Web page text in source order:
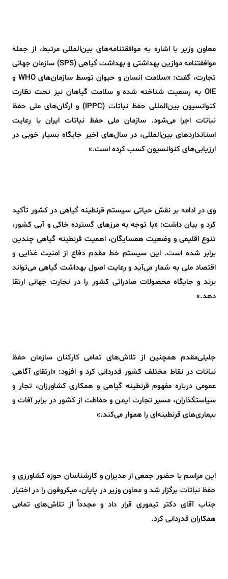
معاون وزیر با اشاره به موافقتنامه‌های بین‌المللی مرتبط، از جمله
موافقتنامه موازین بهداشتی و بهداشت گیاهی (SPS) سازمان جهانی
تجارت، گفت: «سلامت انسان و حیوان توسط سازمان‌های WHO و
OIE به رسمیت شناخته شده و سلامت گیاهان نیز تحت نظارت
کنوانسیون بین‌المللی حفظ نباتات (IPPC) و ارگان‌های ملی حفظ
نباتات اجرا می‌شود. سازمان ملی حفظ نباتات ایران با رعایت
استانداردهای بین‌المللی، در سال‌های اخیر جایگاه بسیار خوبی در
ارزیابی‌های کنوانسیون کسب کرده است.»
وی در ادامه بر نقش حیاتی سیستم قرنطینه گیاهی در کشور تأکید
کرد و بیان داشت: «با توجه به مرزهای گسترده خاکی و آبی کشور،
تنوع اقلیمی و وضعیت همسایگان، اهمیت قرنطینه گیاهی چندین
برابر شده است. این سیستم خط مقدم دفاع از امنیت غذایی و
اقتصاد ملی به شمار می‌آید و رعایت اصول بهداشت گیاهی می‌تواند
برند و جایگاه محصولات صادراتی کشور را در تجارت جهانی ارتقا
دهد.»
جلیلی‌مقدم همچنین از تلاش‌های تمامی کارکنان سازمان حفظ
نباتات در نقاط مختلف کشور قدردانی کرد و افزود: «ارتقای آگاهی
عمومی درباره مفهوم قرنطینه گیاهی و همکاری کشاورزان، تجار و
سیاستگذاران، مسیر تجارت ایمن و حفاظت از کشور در برابر آفات و
بیماری‌های قرنطینه‌ای را هموار می‌کند.»
این مراسم با حضور جمعی از مدیران و کارشناسان حوزه کشاورزی و
حفظ نباتات برگزار شد و معاون وزیر در پایان، میکروفون را در اختیار
جناب آقای دکتر تیموری قرار داد و مجدداً از تلاش‌های تمامی
همکاران قدردانی کرد.